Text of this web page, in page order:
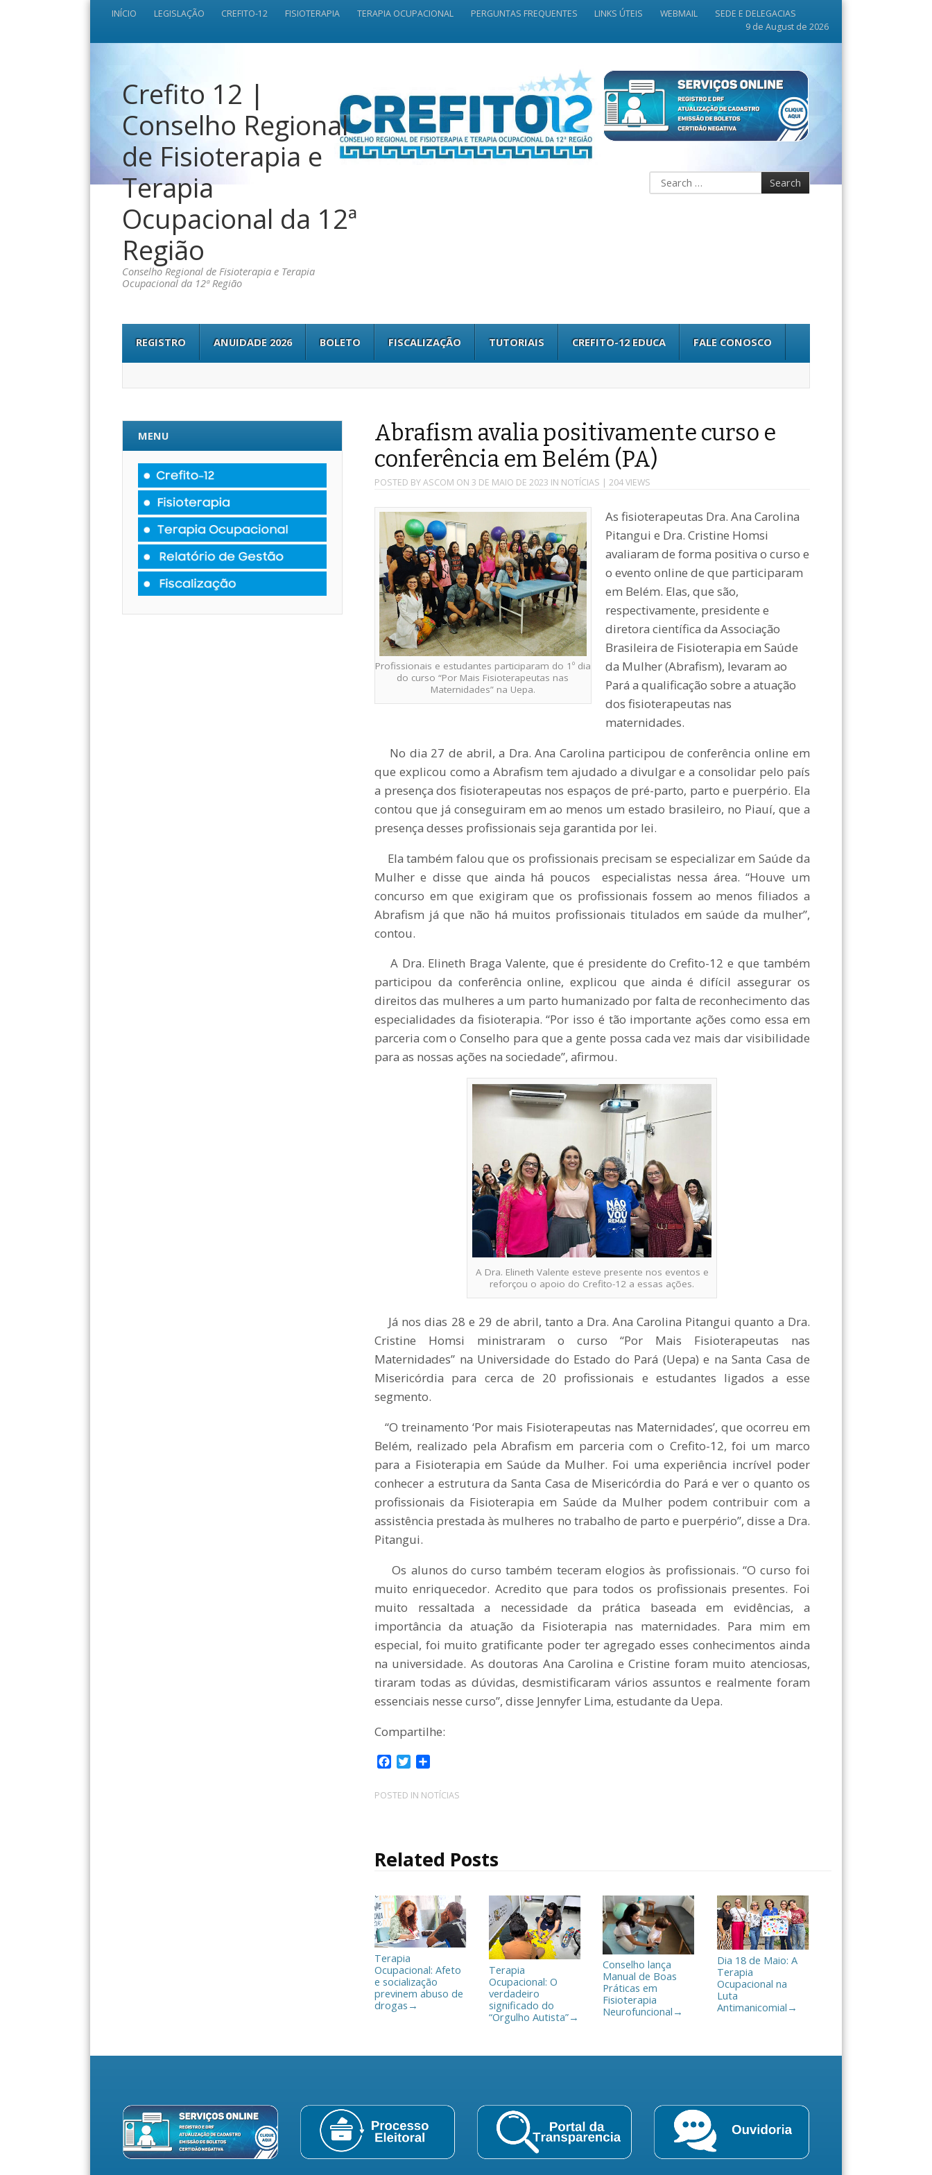
INÍCIO LEGISLAÇÃO CREFITO-12 FISIOTERAPIA TERAPIA OCUPACIONAL PERGUNTAS FREQUENTES LINKS ÚTEIS WEBMAIL
SEDE E DELEGACIAS
9 de August de 2026
Crefito 12 |
Conselho Regional
de Fisioterapia e
Terapia
Ocupacional da 12ª
Região
Conselho Regional de Fisioterapia e Terapia
Ocupacional da 12ª Região
REGISTRO ANUIDADE 2026 BOLETO FISCALIZAÇÃO TUTORIAIS CREFITO-12 EDUCA FALE CONOSCO
Abrafism avalia positivamente curso e
conferência em Belém (PA)
POSTED BYASCOM ON 3 DE MAIO DE 2023 IN NOTÍCIAS | 204 VIEWS
Profissionais e estudantes participaram do 1º dia
do curso “Por Mais Fisioterapeutas nas
Maternidades” na Uepa.
As fisioterapeutas Dra. Ana Carolina
Pitangui e Dra. Cristine Homsi
avaliaram de forma positiva o curso e
o evento online de que participaram
em Belém. Elas, que são,
respectivamente, presidente e
diretora científica da Associação
Brasileira de Fisioterapia em Saúde
da Mulher (Abrafism), levaram ao
Pará a qualificação sobre a atuação
dos fisioterapeutas nas
maternidades.
No dia 27 de abril, a Dra. Ana Carolina participou de conferência online em
que explicou como a Abrafism tem ajudado a divulgar e a consolidar pelo país
a presença dos fisioterapeutas nos espaços de pré-parto, parto e puerpério. Ela
contou que já conseguiram em ao menos um estado brasileiro, no Piauí, que a
presença desses profissionais seja garantida por lei.
Ela também falou que os profissionais precisam se especializar em Saúde da
Mulher e disse que ainda há poucos especialistas nessa área. “Houve um
concurso em que exigiram que os profissionais fossem ao menos filiados a
Abrafism já que não há muitos profissionais titulados em saúde da mulher”,
contou.
A Dra. Elineth Braga Valente, que é presidente do Crefito-12 e que também
participou da conferência online, explicou que ainda é difícil assegurar os
direitos das mulheres a um parto humanizado por falta de reconhecimento das
especialidades da fisioterapia. “Por isso é tão importante ações como essa em
parceria com o Conselho para que a gente possa cada vez mais dar visibilidade
para as nossas ações na sociedade”, afirmou.
A Dra. Elineth Valente esteve presente nos eventos e
reforçou o apoio do Crefito-12 a essas ações.
Já nos dias 28 e 29 de abril, tanto a Dra. Ana Carolina Pitangui quanto a Dra.
Cristine Homsi ministraram o curso “Por Mais Fisioterapeutas nas
Maternidades” na Universidade do Estado do Pará (Uepa) e na Santa Casa de
Misericórdia para cerca de 20 profissionais e estudantes ligados a esse
segmento.
“O treinamento ‘Por mais Fisioterapeutas nas Maternidades’, que ocorreu em
Belém, realizado pela Abrafism em parceria com o Crefito-12, foi um marco
para a Fisioterapia em Saúde da Mulher. Foi uma experiência incrível poder
conhecer a estrutura da Santa Casa de Misericórdia do Pará e ver o quanto os
profissionais da Fisioterapia em Saúde da Mulher podem contribuir com a
assistência prestada às mulheres no trabalho de parto e puerpério”, disse a Dra.
Pitangui.
Os alunos do curso também teceram elogios às profissionais. “O curso foi
muito enriquecedor. Acredito que para todos os profissionais presentes. Foi
muito ressaltada a necessidade da prática baseada em evidências, a
importância da atuação da Fisioterapia nas maternidades. Para mim em
especial, foi muito gratificante poder ter agregado esses conhecimentos ainda
na universidade. As doutoras Ana Carolina e Cristine foram muito atenciosas,
tiraram todas as dúvidas, desmistificaram vários assuntos e realmente foram
essenciais nesse curso”, disse Jennyfer Lima, estudante da Uepa.
Compartilhe:
F
c
e
k
T
i
t
C
m
p
i
a
r
POSTED IN NOTÍCIAS
Related Posts
Terapia
Ocupacional: Afeto
e socialização
previnem abuso de
drogas →
Terapia
Ocupacional: O
verdadeiro
significado do
“Orgulho Autista”→
Conselho lança
Manual de Boas
Práticas em
Fisioterapia
Neurofuncional →
Dia 18 de Maio: A
Terapia
Ocupacional na
Luta
Antimanicomial →
MENU